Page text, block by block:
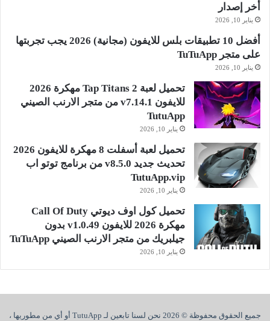
أخر إصدار
يناير 10, 2026
أفضل 10 تطبيقات بلس للايفون (مجانية) 2026 يجب تجربتها
على متجر TuTuApp
يناير 10, 2026
تحميل لعبة Tap Titans 2 مهكرة 2026
للايفون v7.14.1 من متجر الارنب الصيني
TutuApp
يناير 10, 2026
تحميل لعبة أسفلت 8 مهكرة للايفون 2026
تحديث جديد v8.5.0 من برنامج توتو اب
TutuApp.vip
يناير 10, 2026
تحميل كول اوف ديوتي Call Of Duty
مهكرة 2026 للايفون v1.0.49 بدون
جيلبريك من متجر الارنب الصيني TuTuApp
يناير 10, 2026
جميع الحقوق محفوظة © 2026 نحن لسنا تابعين لـ TutuApp أو أي من مطوريها ،